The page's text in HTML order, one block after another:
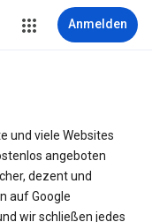
Anmelden
und viele Websites
angeboten
dezent und
auf Google
wir schließen jedes